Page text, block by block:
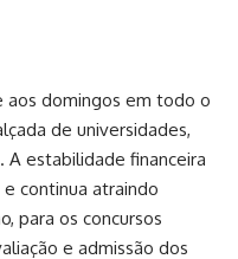
domingos em todo o
de universidades,
estabilidade financeira
continua atraindo
para os concursos
e admissão dos